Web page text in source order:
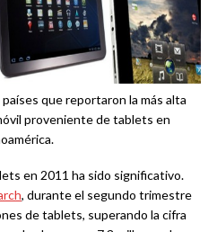
que reportaron la más alta
proveniente de tablets en
en 2011 ha sido significativo.
, durante el segundo trimestre
de tablets, superando la cifra